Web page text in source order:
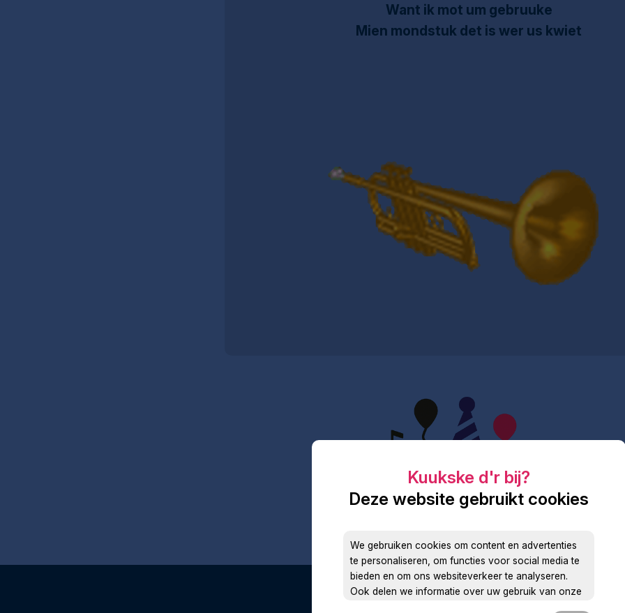
Want ik mot um gebruuke
Mien mondstuk det is wer us kwiet
Deze website gebruikt cookies
We gebruiken cookies om content en advertenties
te personaliseren, om functies voor social media te
bieden en om ons websiteverkeer te analyseren.
Ook delen we informatie over uw gebruik van onze